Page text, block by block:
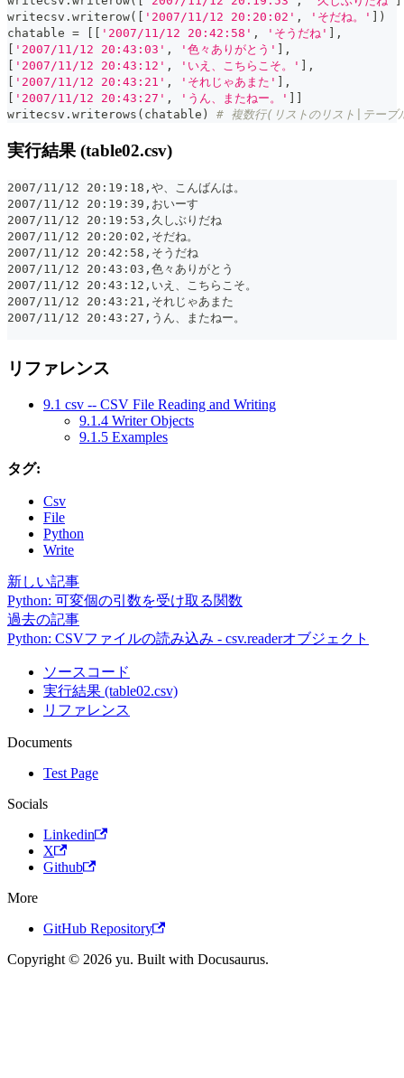
writecsv . writerow( [ '2007/11/12 20:20:02' , 'そだね。' ] )
chatable = [ [ '2007/11/12 20:42:58' , 'そうだね' ] ,
[ '2007/11/12 20:43:03' , '色々ありがとう' ] ,
[ '2007/11/12 20:43:12' , 'いえ、こちらこそ。' ] ,
[ '2007/11/12 20:43:21' , 'それじゃあまた' ] ,
[ '2007/11/12 20:43:27' , 'うん、またねー。' ] ]
writecsv . writerows ( chatable ) # 複数行(リストのリスト|テーブ
実行結果 (table02.csv)
2007/11/12 20:19:18,や、こんばんは。
2007/11/12 20:19:39,おいーす
2007/11/12 20:19:53,久しぶりだね
2007/11/12 20:20:02,そだね。
2007/11/12 20:42:58,そうだね
2007/11/12 20:43:03,色々ありがとう
2007/11/12 20:43:12,いえ、こちらこそ。
2007/11/12 20:43:21,それじゃあまた
2007/11/12 20:43:27,うん、またねー。
リファレンス
9.1 csv -- CSV File Reading and Writing
9.1.4 Writer Objects
9.1.5 Examples
タグ:
Csv
File
Python
Write
新しい記事
Python: 可変個の引数を受け取る関数
過去の記事
Python: CSVファイルの読み込み - csv.readerオブジェクト
ソースコード
実行結果 (table02.csv)
リファレンス
Documents
Test Page
Socials
Linkedin
X
Github
More
GitHub Repository
Copyright © 2026 yu. Built with Docusaurus.